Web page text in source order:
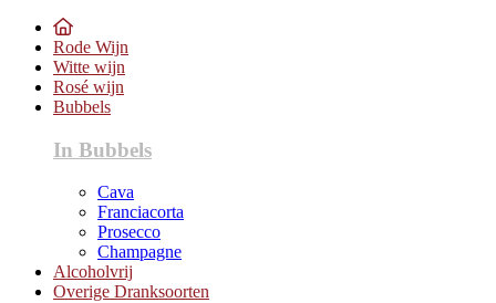
Rode Wijn
Witte wijn
Rosé wijn
Bubbels
In Bubbels
Cava
Franciacorta
Prosecco
Champagne
Alcoholvrij
Overige Dranksoorten